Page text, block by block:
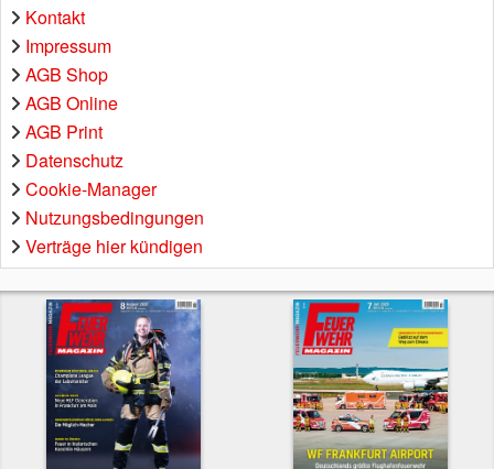
Kontakt
Impressum
AGB Shop
AGB Online
AGB Print
Datenschutz
Cookie-Manager
Nutzungsbedingungen
Verträge hier kündigen